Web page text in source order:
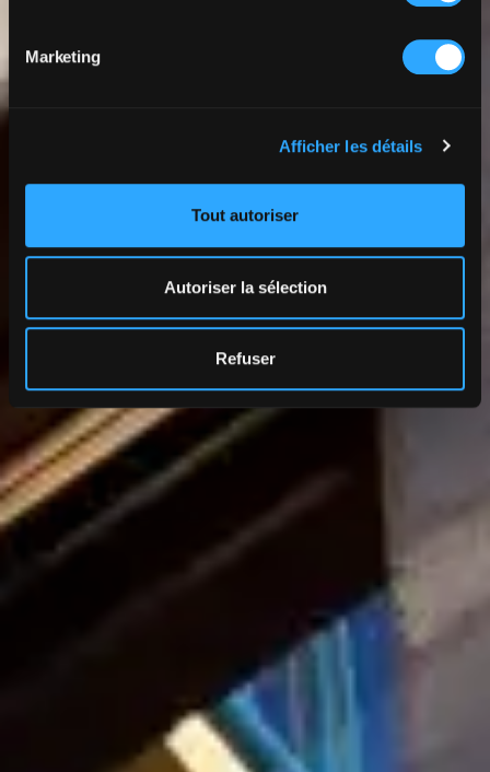
Marketing
Afficher les détails
Tout autoriser
Autoriser la sélection
Refuser